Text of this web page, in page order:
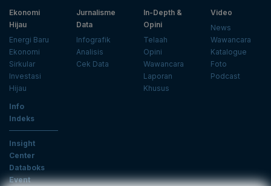
Ekonomi
Hijau
Energi Baru
Ekonomi
Sirkular
Investasi
Hijau
Jurnalisme
Data
Infografik
Analisis
Cek Data
In-Depth &
Opini
Telaah
Opini
Wawancara
Laporan
Khusus
Video
News
Wawancara
Katalogue
Foto
Podcast
Info
Indeks
Insight
Center
Databoks
Event